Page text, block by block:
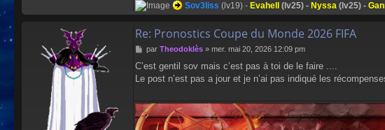
Sov3liss (lv19) - Evahell (lv25) - Nyssa (lv25) -
Re: Pronostics Coupe du Monde 2026 FIFA
M
s
s
e
par Theodoklès» mer. mai 20, 2026 12:09 pm
C’est gentil sov mais c’est pas à toi de le faire ....
Le post n’est pas a jour et je n’ai pas indiqué les